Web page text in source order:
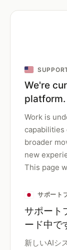
We're
platform.
Work is
capabilities
broader
new
This page
サポート
サポート
ード中で
新しいAIシ